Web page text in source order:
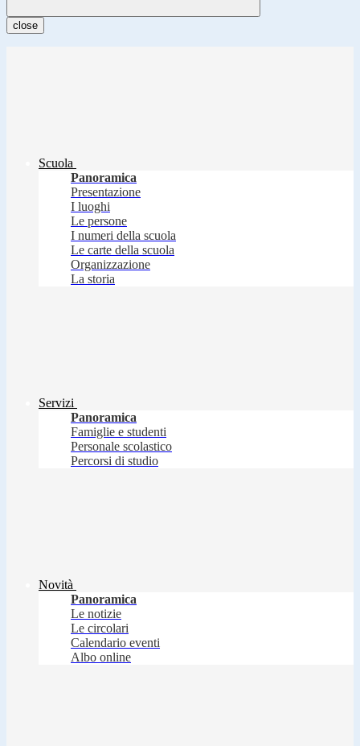
close
Scuola
Panoramica
Presentazione
I luoghi
Le persone
I numeri della scuola
Le carte della scuola
Organizzazione
La storia
Servizi
Panoramica
Famiglie e studenti
Personale scolastico
Percorsi di studio
Novità
Panoramica
Le notizie
Le circolari
Calendario eventi
Albo online